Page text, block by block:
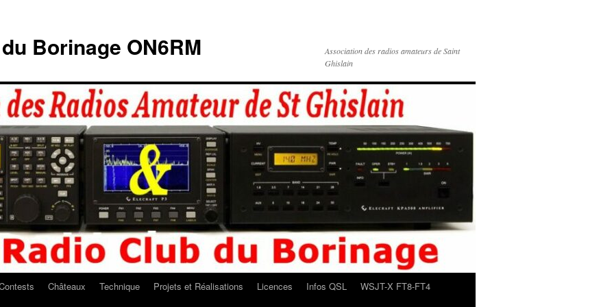
Borinage ON6RM
Association des radios amateurs de Saint
Ghislain
Châteaux Technique Projets et Réalisations Licences Infos QSL
WSJT-X FT8-FT4